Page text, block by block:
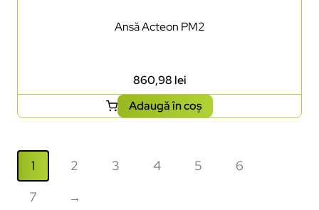
Ansă Acteon PM2
860,98 lei
Adaugă în coș
1 2 3 4 5
6
7
→